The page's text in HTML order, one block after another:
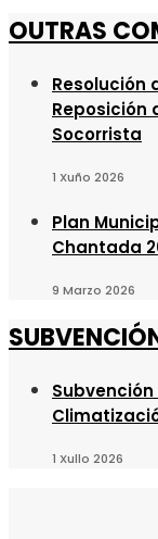
OUTRAS
Resolución
Reposición
Socorrista
1 Xuño 2026
Plan
Chantada
9 Marzo 2026
1 Xullo 2026